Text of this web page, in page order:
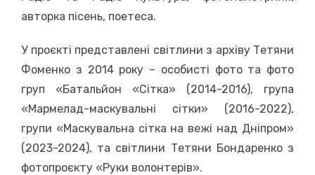
авторка пісень, поетеса.
У проєкті представлені світлини з архіву Тетяни
Фоменко з 2014 року – особисті фото та фото
груп «Батальйон «Сітка» (2014-2016), група
«Мармелад-маскувальні сітки» (2016-2022),
групи «Маскувальна сітка на вежі над Дніпром»
(2023-2024), та світлини Тетяни Бондаренко з
фотопроєкту «Руки волонтерів».